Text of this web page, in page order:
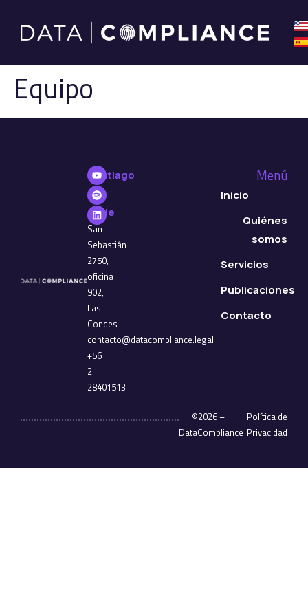
Equipo
Santiago
de
Chile
San
Sebastián
2750,
oficina
902,
Las
Condes
contacto@datacompliance.legal
+56
2
28401513
Menú
Inicio
Quiénes
somos
Servicios
Publicaciones
Contacto
©2026 –
DataCompliance
Política de
Privacidad